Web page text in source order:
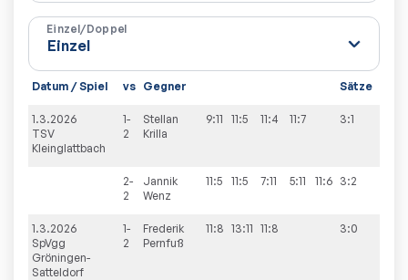
Einzel/Doppel
Datum / Spiel vs Gegner Sätze
1.3.2026
TSV
Kleinglattbach
1-
2
Stellan
Krilla
9:11 11:5 11:4 11:7 3:1
2-
2
Jannik
Wenz
11:5 11:5 7:11 5:11 11:6 3:2
1.3.2026
SpVgg
Gröningen-
Satteldorf
1-
2
Frederik
Pernfuß
11:8 13:11 11:8 3:0